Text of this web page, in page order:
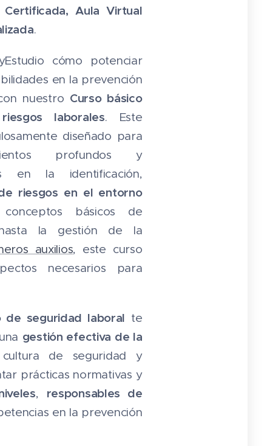
Certificada,Aula Virtual
.
cómo potenciar
en la prevención
nuestro Curso básico
laborales. Este
diseñado para
profundos y
en la identificación,
riesgos en el entorno
básicos de
la gestión de la
auxilios, este curso
necesarios para
de seguridad laboral te
gestión efectiva de la
de seguridad y
prácticas normativas y
, responsables de
en la prevención